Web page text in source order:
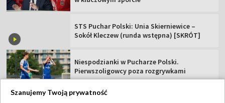
STS Puchar Polski: Unia Skierniewice –
Sokół Kleczew (runda wstępna) [SKRÓT]
Niespodzianki w Pucharze Polski.
Pierwszoligowcy poza rozgrywkami
Szanujemy Twoją prywatność